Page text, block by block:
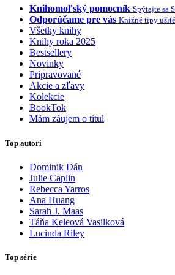
Knihomoľský pomocník Spýtajte sa
Odporúčame pre vás Knižné tipy
Všetky knihy
Knihy roka 2025
Bestsellery
Novinky
Pripravované
Akcie a zľavy
Kolekcie
BookTok
Mám záujem o titul
Top autori
Dominik Dán
Julie Caplin
Rebecca Yarros
Ana Huang
Sarah J. Maas
Táňa Keleová Vasilková
Lucinda Riley
Top série